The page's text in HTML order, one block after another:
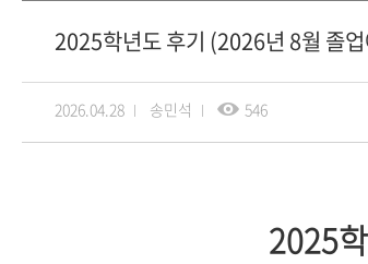
2025학년도 후기 (2026년 8월 졸
2026.04.28 송민석 546
2025